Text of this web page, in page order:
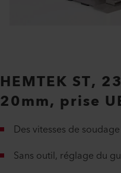
HEMTEK ST,
20mm, prise
Des vitesses de
Sans outil, réglage du